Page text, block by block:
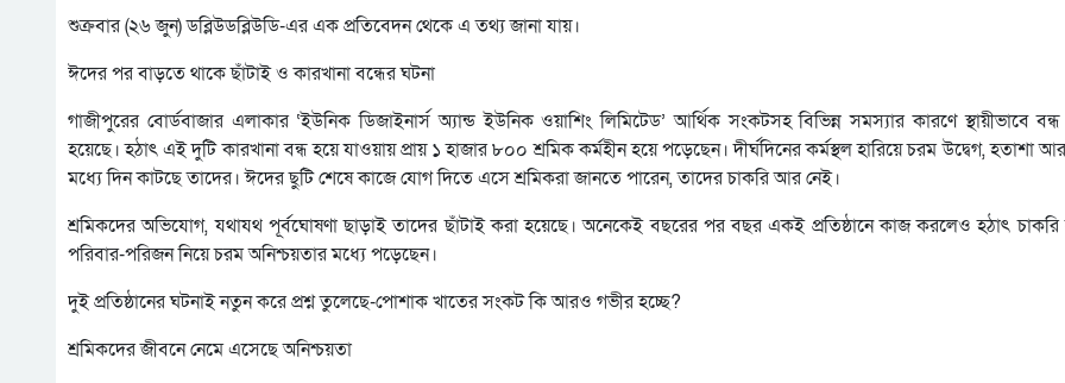
শুক্রবার (২৬ জুন) ডব্লিউডব্লিউডি-এর এক প্রতিবেদন থেকে এ তথ্য জানা যায়।
ঈদের পর বাড়তে থাকে ছাঁটাই ও কারখানা বন্ধের ঘটনা
গাজীপুরের বোর্ডবাজার এলাকার ‘ইউনিক ডিজাইনার্স অ্যান্ড ইউনিক ওয়াশিং লিমিটেড’ আর্থিক সংকটসহ বিভিন্ন সমস্যার কারণে স্থায়ীভাবে
হয়েছে। হঠাৎ এই দুটি কারখানা বন্ধ হয়ে যাওয়ায় প্রায় ১ হাজার ৮০০ শ্রমিক কর্মহীন হয়ে পড়েছেন। দীর্ঘদিনের কর্মস্থল হারিয়ে চরম উদ্বেগ, হতাশা
মধ্যে দিন কাটছে তাদের। ঈদের ছুটি শেষে কাজে যোগ দিতে এসে শ্রমিকরা জানতে পারেন, তাদের চাকরি আর নেই।
শ্রমিকদের অভিযোগ, যথাযথ পূর্বঘোষণা ছাড়াই তাদের ছাঁটাই করা হয়েছে। অনেকেই বছরের পর বছর একই প্রতিষ্ঠানে কাজ করলেও হঠাৎ চাকরি
পরিবার-পরিজন নিয়ে চরম অনিশ্চয়তার মধ্যে পড়েছেন।
দুই প্রতিষ্ঠানের ঘটনাই নতুন করে প্রশ্ন তুলেছে-পোশাক খাতের সংকট কি আরও গভীর হচ্ছে?
শ্রমিকদের জীবনে নেমে এসেছে অনিশ্চয়তা